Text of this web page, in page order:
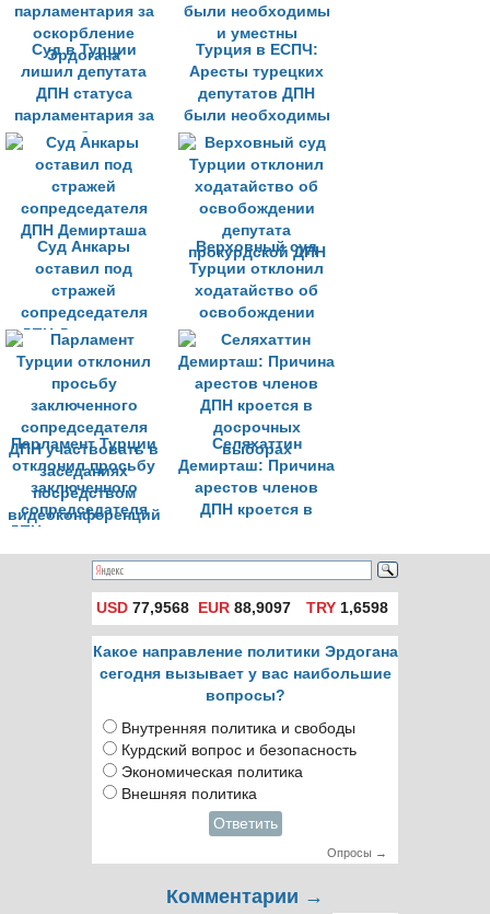
годам лишения
свободы
Суд в Турции
лишил депутата
ДПН статуса
парламентария за
оскорбление
Эрдогана
Турция в ЕСПЧ:
Аресты турецких
депутатов ДПН
были необходимы
и уместны
Суд Анкары
оставил под
стражей
сопредседателя
ДПН Демирташа
Верховный суд
Турции отклонил
ходатайство об
освобождении
депутата
прокурдской ДПН
Парламент Турции
отклонил просьбу
заключенного
сопредседателя
ДПН участвовать в
заседаниях
посредством
видеоконференций
Селяхаттин
Демирташ: Причина
арестов членов
ДПН кроется в
выборах
USD 77,9568 EUR 88,9097 TRY1,6598
Какое направление политики Эрдогана
сегодня вызывает у вас наибольшие
вопросы?
Внутренняя политика и свободы
Курдский вопрос и безопасность
Экономическая политика
Внешняя политика
Ответить
Опросы →
Комментарии →